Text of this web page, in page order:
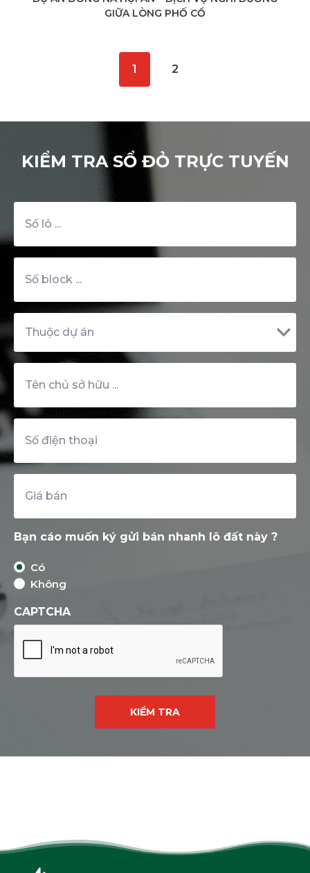
GIỮA LÒNG PHỐ CỔ
1 2
KIỂM TRA SỔ ĐỎ TRỰC TUYẾN
block
dự
án
chủ
hữu
Số
điện
thoại
bán
Bạn cáo muốn ký gửi bán nhanh lô đất này ?
Có
Không
CAPTCHA